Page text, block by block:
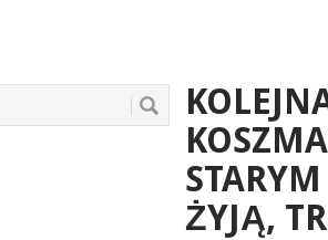
ŻYJĄ,